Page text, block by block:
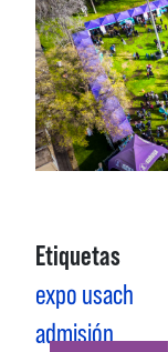
Etiquetas
expo usach
admisión